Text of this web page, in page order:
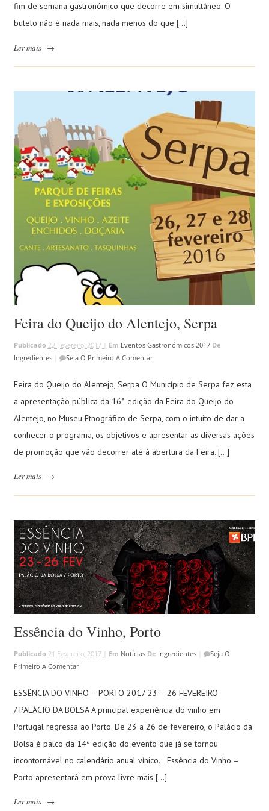
fim de semana gastronómico que decorre em simultâneo. O
butelo não é nada mais, nada menos do que […]
Ler mais →
Feira do Queijo do Alentejo, Serpa
Publicado 22 Fevereiro, 2017 | Em Eventos Gastronómicos 2017 De
Ingredientes| Seja O Primeiro A Comentar
Feira do Queijo do Alentejo, Serpa O Município de Serpa fez esta
a apresentação pública da 16ª edição da Feira do Queijo do
Alentejo, no Museu Etnográfico de Serpa, com o intuito de dar a
conhecer o programa, os objetivos e apresentar as diversas ações
de promoção que vão decorrer até à abertura da Feira. […]
Ler mais →
Essência do Vinho, Porto
Publicado 21 Fevereiro, 2017 | Em Notícias De Ingredientes|
Seja O
Primeiro A Comentar
ESSÊNCIA DO VINHO – PORTO 2017 23 – 26 FEVEREIRO
/ PALÁCIO DA BOLSA A principal experiência do vinho em
Portugal regressa ao Porto. De 23 a 26 de fevereiro, o Palácio da
Bolsa é palco da 14ª edição do evento que já se tornou
incontornável no calendário anual vínico. Essência do Vinho –
Porto apresentará em prova livre mais […]
Ler mais →